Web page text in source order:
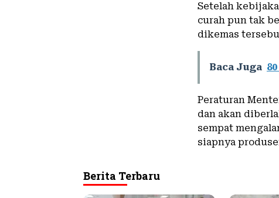
Setelah
curah pun tak
dikemas
Baca Juga
Peraturan
dan akan
sempat
siapnya
Berita Terbaru